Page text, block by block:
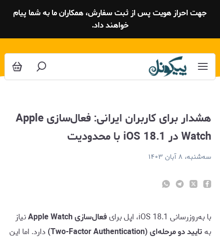
جهت احراز هویت پس از ثبت سفارش، همکاران ما به شما پیام
خواهند داد.
هشدار برای کاربران ایرانی: فعال‌سازی Apple
Watch در iOS 18.1 با محدودیت
سه‌شنبه، ۸ آبان ۱۴۰۳
با به‌روزرسانی iOS 18.1، اپل برای فعال‌سازی Apple Watch
نیاز
بهتایید دو مرحله‌ای (Two-Factor Authentication)
دارد. اما این